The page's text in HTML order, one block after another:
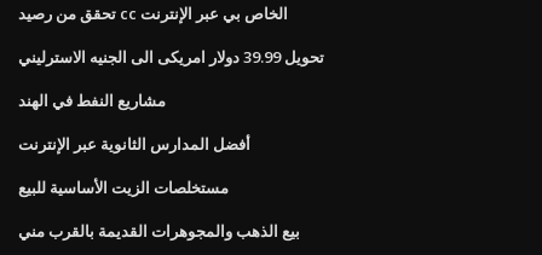
تحقق من رصيد cc الخاص بي عبر الإنترنت
تحويل 39.99 دولار امريكى الى الجنيه الاسترليني
مشاريع النفط في الهند
أفضل المدارس الثانوية عبر الإنترنت
مستخلصات الزيت الأساسية للبيع
بيع الذهب والمجوهرات القديمة بالقرب مني